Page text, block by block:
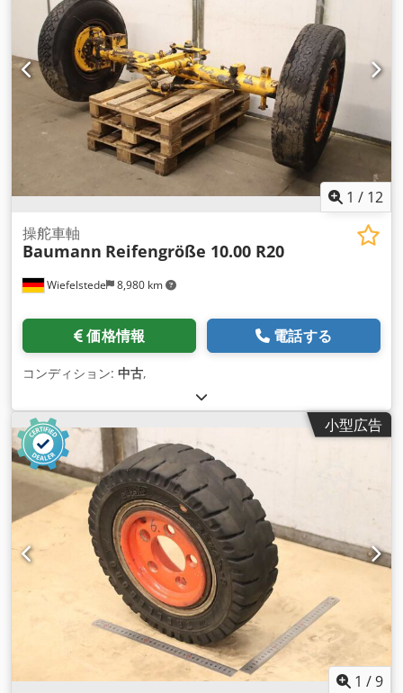
1 / 12
Wiefelstede 8,980 km
操舵車軸
Baumann Reifengröße 10.00 R20
価格情報 電話する
コンディション: 中古,
小型広告
1 /9